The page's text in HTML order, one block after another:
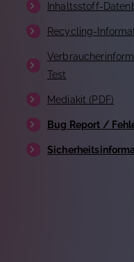
Inhaltsstoff-
Recycling-
Test
Mediakit (PDF)
Bug Report /